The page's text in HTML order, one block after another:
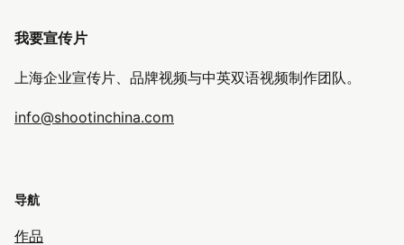
我要宣传片
上海企业宣传片、品牌视频与中英双语视频制作团队。
info@shootinchina.com
导航
作品